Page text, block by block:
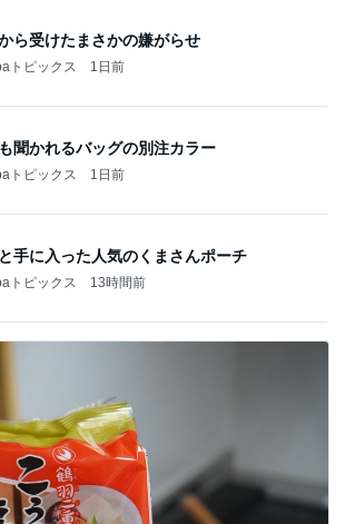
ら受けたまさかの嫌がらせ
トピックス 1日前
聞かれるバッグの別注カラー
トピックス 1日前
手に入った人気のくまさんポーチ
トピックス 13時間前